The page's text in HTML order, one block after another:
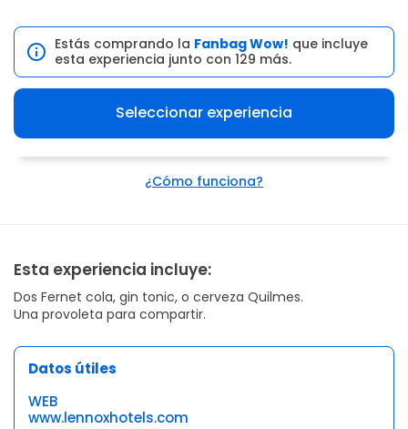
Estás comprando la Fanbag Wow! que incluye
esta experiencia junto con 129 más.
Seleccionar experiencia
¿Cómo funciona?
Esta experiencia incluye:
Dos Fernet cola, gin tonic, o cerveza Quilmes.
Una provoleta para compartir.
Datos útiles
WEB
www.lennoxhotels.com